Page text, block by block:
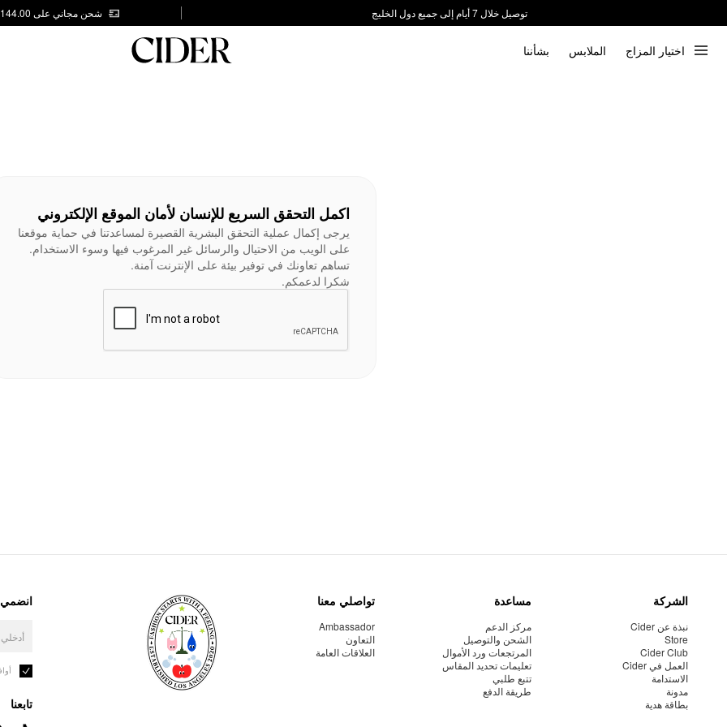
توصيل خلال 7 أيام إلى جميع دول الخليج
شحن مجاني على AED 144.00
اختيار المزاج الملابس بشأننا
اكمل التحقق السريع للإنسان لأمان الموقع الإلكتروني
يرجى إكمال عملية التحقق البشرية القصيرة لمساعدتنا في حماية موقعنا
على الويب من الاحتيال والرسائل غير المرغوب فيها وسوء الاستخدام.
تساهم تعاونك في توفير بيئة على الإنترنت آمنة.
شكرا لدعمكم.
الشركة
نبذة عن Cider
Store
Cider Club
العمل في Cider
الاستدامة
مدونة
بطاقة هدية
مساعدة
مركز الدعم
الشحن والتوصيل
المرتجعات ورد الأموال
تعليمات تحديد المقاس
تتبع طلبي
طريقة الدفع
تواصلي معنا
Ambassador
التعاون
العلاقات العامة
انضمي
تابعنا